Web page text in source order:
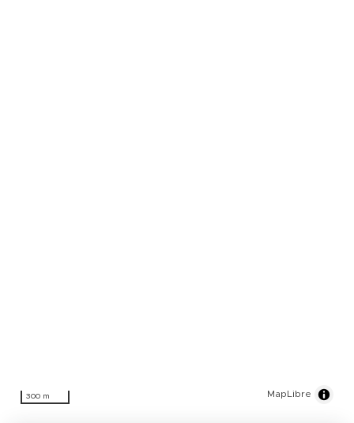
300 m MapLibre